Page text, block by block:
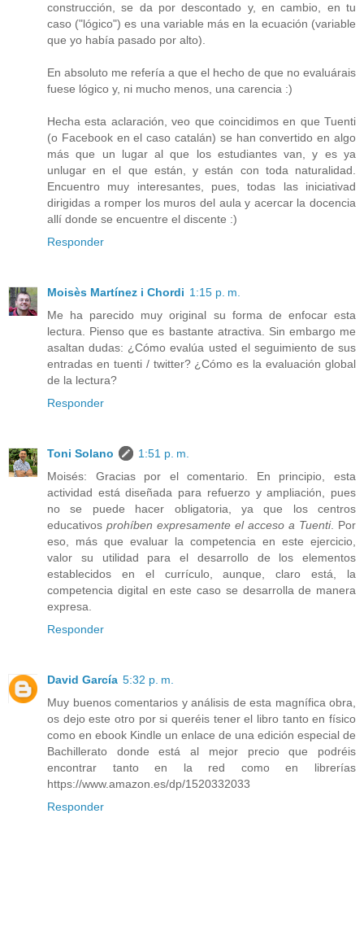
construcción, se da por descontado y, en cambio, en tu
caso ("lógico") es una variable más en la ecuación (variable
que yo había pasado por alto).
En absoluto me refería a que el hecho de que no evaluárais
fuese lógico y, ni mucho menos, una carencia :)
Hecha esta aclaración, veo que coincidimos en que Tuenti
(o Facebook en el caso catalán) se han convertido en algo
más que un lugar al que los estudiantes van, y es ya
unlugar en el que están, y están con toda naturalidad.
Encuentro muy interesantes, pues, todas las iniciativad
dirigidas a romper los muros del aula y acercar la docencia
allí donde se encuentre el discente :)
Responder
Moisès Martínez i Chordi 1:15 p. m.
Me ha parecido muy original su forma de enfocar esta
lectura. Pienso que es bastante atractiva. Sin embargo me
asaltan dudas: ¿Cómo evalúa usted el seguimiento de sus
entradas en tuenti / twitter? ¿Cómo es la evaluación global
de la lectura?
Responder
Toni Solano
1:51 p. m.
Moisés: Gracias por el comentario. En principio, esta
actividad está diseñada para refuerzo y ampliación, pues
no se puede hacer obligatoria, ya que los centros
educativos prohíben expresamente el acceso a Tuenti. Por
eso, más que evaluar la competencia en este ejercicio,
valor su utilidad para el desarrollo de los elementos
establecidos en el currículo, aunque, claro está, la
competencia digital en este caso se desarrolla de manera
expresa.
Responder
David García 5:32 p. m.
Muy buenos comentarios y análisis de esta magnífica obra,
os dejo este otro por si queréis tener el libro tanto en físico
como en ebook Kindle un enlace de una edición especial de
Bachillerato donde está al mejor precio que podréis
encontrar tanto en la red como en librerías
https://www.amazon.es/dp/1520332033
Responder